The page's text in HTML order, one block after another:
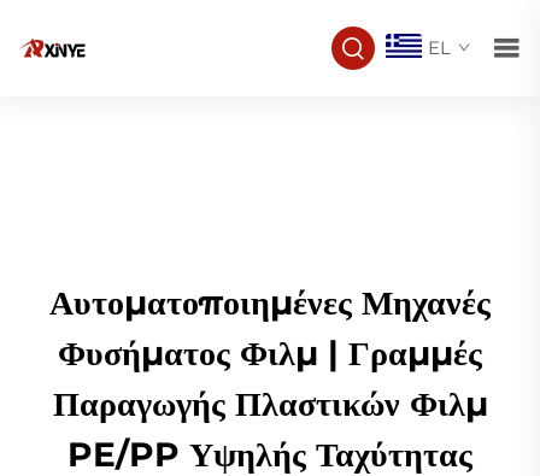
EL
Αυτοματοποιημένες Μηχανές
Φυσήματος Φιλμ | Γραμμές
Παραγωγής Πλαστικών Φιλμ
PE/PP Υψηλής Ταχύτητας